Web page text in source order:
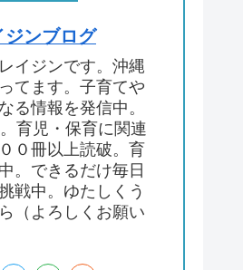
ジンブログ
イジンです。沖縄
てます。子育てや
る情報を発信中。
育児・保育に関連
０冊以上読破。育
。できるだけ毎日
戦中。ゆたしくう
（よろしくお願い